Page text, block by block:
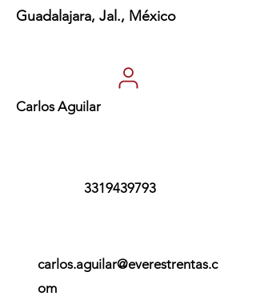
Guadalajara, Jal., México
Carlos Aguilar
3319439793
carlos.aguilar@everestrentas.c
om